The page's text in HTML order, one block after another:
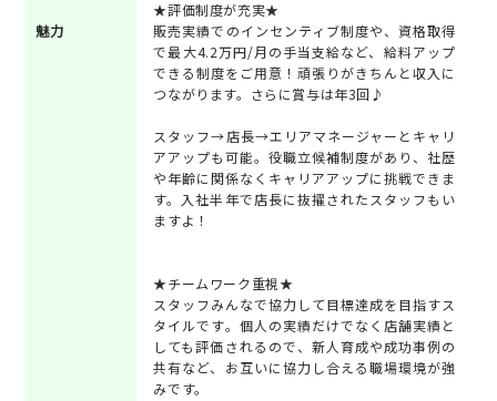
魅力
★評価制度が充実★
販売実績でのインセンティブ制度や、資格取得
で最大4.2万円/月の手当支給など、給料アップ
できる制度をご用意！頑張りがきちんと収入に
つながります。さらに賞与は年3回♪
スタッフ→店長→エリアマネージャーとキャリ
アアップも可能。役職立候補制度があり、社歴
や年齢に関係なくキャリアアップに挑戦できま
す。入社半年で店長に抜擢されたスタッフもい
ますよ！
★チームワーク重視★
スタッフみんなで協力して目標達成を目指すス
タイルです。個人の実績だけでなく店舗実績と
しても評価されるので、新人育成や成功事例の
共有など、お互いに協力し合える職場環境が強
みです。